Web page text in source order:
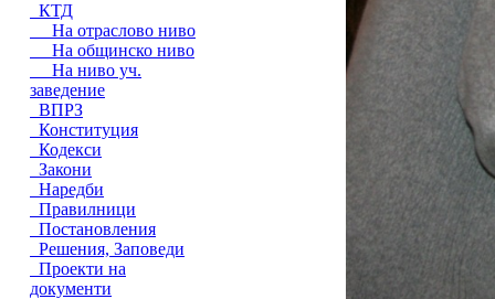
КТД
На отраслово ниво
На общинско ниво
На ниво уч.
заведение
ВПРЗ
Конституция
Кодекси
Закони
Наредби
Правилници
Постановления
Решения, Заповеди
Проекти на
документи